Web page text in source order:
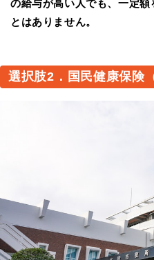
の給与が高い人でも、一定
とはありません。
選択肢2．国民健康保険